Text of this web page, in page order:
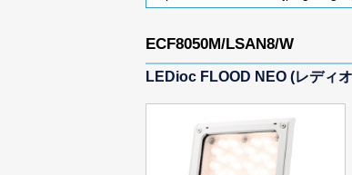
ECF8050M/LSAN8/W
LEDioc FLOOD NEO (レディ